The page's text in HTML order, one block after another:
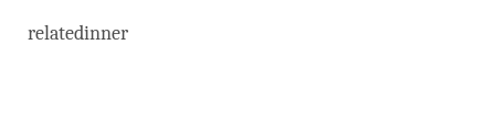
relatedinner